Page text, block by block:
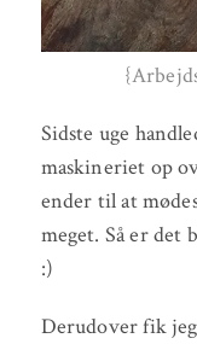
Sidste uge
maskineriet op
ender til at
meget. Så er det
:)
Derudover fik